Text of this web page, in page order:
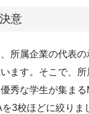
意
所属企業の代表
ます。そこで、
秀な学生が集ま
を3校ほどに絞りま